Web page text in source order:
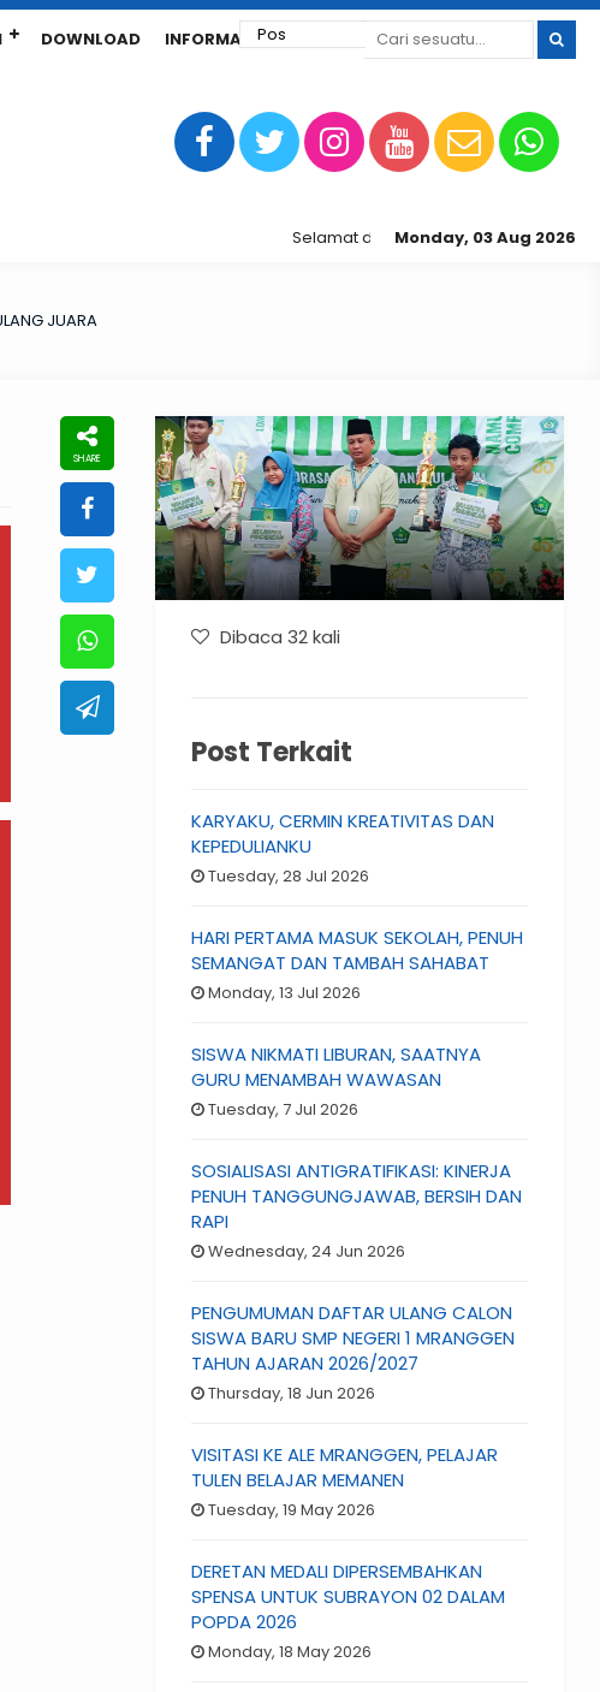
DOWNLOAD INFORMASI SPMB
Monday, 03 Aug 2026
Selamat datang di laman web SMP Negeri 1
JUARA
Dibaca 32 kali
Post Terkait
KARYAKU, CERMIN KREATIVITAS DAN
KEPEDULIANKU
Tuesday, 28 Jul 2026
HARI PERTAMA MASUK SEKOLAH, PENUH
SEMANGAT DAN TAMBAH SAHABAT
Monday, 13 Jul 2026
SISWA NIKMATI LIBURAN, SAATNYA
GURU MENAMBAH WAWASAN
Tuesday, 7 Jul 2026
SOSIALISASI ANTIGRATIFIKASI: KINERJA
PENUH TANGGUNGJAWAB, BERSIH DAN
RAPI
Wednesday, 24 Jun 2026
PENGUMUMAN DAFTAR ULANG CALON
SISWA BARU SMP NEGERI 1 MRANGGEN
TAHUN AJARAN 2026/2027
Thursday, 18 Jun 2026
VISITASI KE ALE MRANGGEN, PELAJAR
TULEN BELAJAR MEMANEN
Tuesday, 19 May 2026
DERETAN MEDALI DIPERSEMBAHKAN
SPENSA UNTUK SUBRAYON 02 DALAM
POPDA 2026
Monday, 18 May 2026